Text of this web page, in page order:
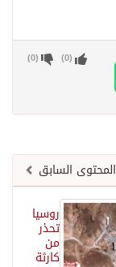
(
0
) (
0
)
المحتوى السابق
روسيا
تحذر
من
كارثة